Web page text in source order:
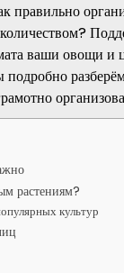
правильно
ваши овощи и
подробно
растениям?
культур